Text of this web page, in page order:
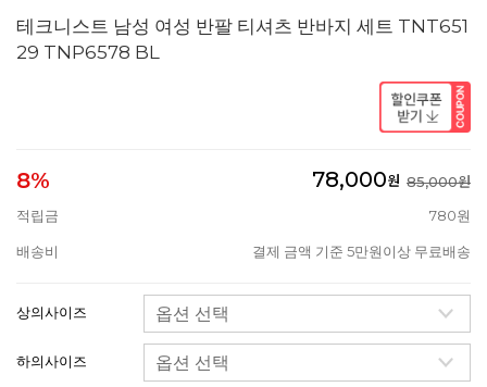
테크니스트 남성 여성 반팔 티셔츠 반바지 세트 TNT651
29 TNP6578 BL
8% 78,000원 85,000원
적립금
780원
배송비 결제 금액 기준 5만원이상 무료배송
상의사이즈
하의사이즈